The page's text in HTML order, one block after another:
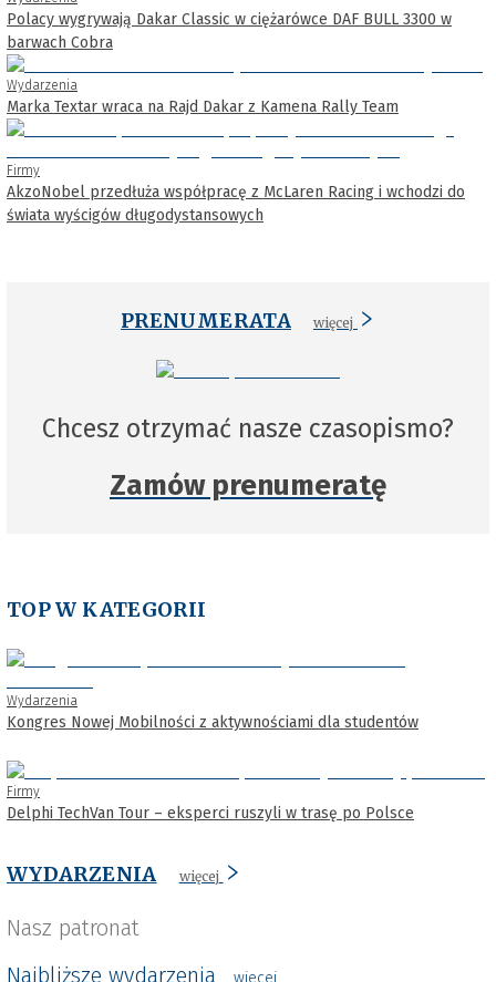
Polacy wygrywają Dakar Classic w ciężarówce DAF BULL 3300 w
barwach Cobra
Wydarzenia
Marka Textar wraca na Rajd Dakar z Kamena Rally Team
Firmy
AkzoNobel przedłuża współpracę z McLaren Racing i wchodzi do
świata wyścigów długodystansowych
PRENUMERATA więcej
Chcesz otrzymać nasze czasopismo?
Zamów prenumeratę
TOP W KATEGORII
Wydarzenia
Kongres Nowej Mobilności z aktywnościami dla studentów
Firmy
Delphi TechVan Tour – eksperci ruszyli w trasę po Polsce
WYDARZENIA więcej
Nasz patronat
Najbliższe wydarzenia
wiecej